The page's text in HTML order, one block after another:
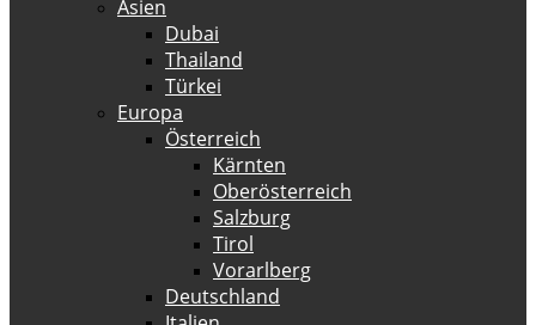
Asien
Dubai
Thailand
Türkei
Europa
Österreich
Kärnten
Oberösterreich
Salzburg
Tirol
Vorarlberg
Deutschland